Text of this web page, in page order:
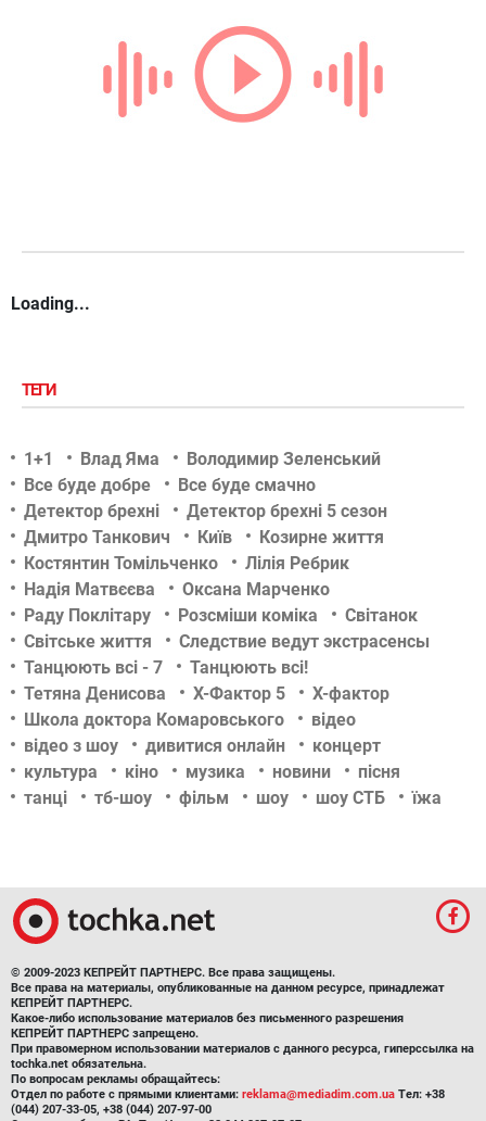
Loading...
ТЕГИ
1+1 Влад Яма
Володимир Зеленський
Все буде добре
Все буде смачно
Детектор брехні
Детектор брехні 5 сезон
Дмитро Танкович
Київ
Козирне життя
Костянтин Томільченко
Лілія Ребрик
Надія Матвєєва
Оксана Марченко
Раду Поклітару
Розсміши коміка
Світанок
Світське життя
Следствие ведут экстрасенсы
Танцюють всі - 7
Танцюють всі!
Тетяна Денисова
Х-Фактор 5
Х-фактор
Школа доктора Комаровського
відео
відео з шоу
дивитися онлайн
концерт
культура
кіно музика новини
пісня
танці
тб-шоу фільм шоу шоу СТБ їжа
© 2009-2023 КЕПРЕЙТ ПАРТНЕРС. Все права защищены.
Все права на материалы, опубликованные на данном ресурсе, принадлежат
КЕПРЕЙТ ПАРТНЕРС.
Какое-либо использование материалов без письменного разрешения
КЕПРЕЙТ ПАРТНЕРС запрещено.
При правомерном использовании материалов с данного ресурса, гиперссылка на
tochka.net обязательна.
По вопросам рекламы обращайтесь:
Отдел по работе с прямыми клиентами: reklama@mediadim.com.ua Тел: +38
(044) 207-33-05, +38 (044) 207-97-00